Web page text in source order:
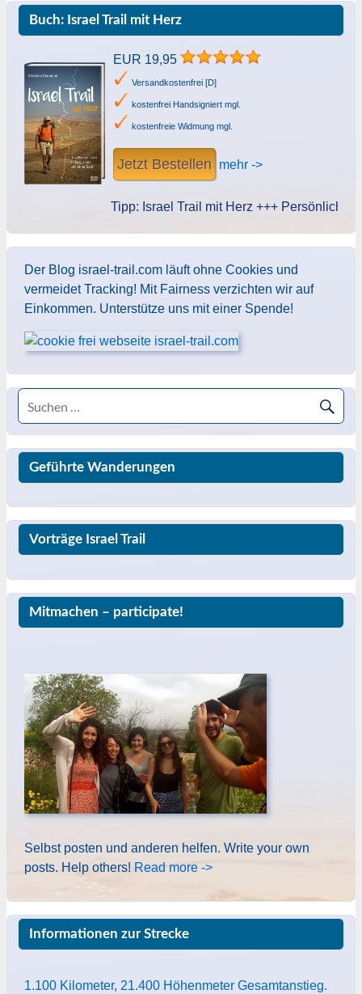
Buch: Israel Trail mit Herz
EUR 19,95
Versandkostenfrei [D]
kostenfrei Handsigniert mgl.
kostenfreie Widmung mgl.
Jetzt Bestellen mehr ->
Tipp: Israel Trail mit Herz +++ Persönliche
Der Blog israel-trail.com läuft ohne Cookies und
vermeidet Tracking! Mit Fairness verzichten wir auf
Einkommen. Unterstütze uns mit einer Spende!
Geführte Wanderungen
Vorträge Israel Trail
Mitmachen – participate!
Selbst posten und anderen helfen. Write your own
posts. Help others! Read more ->
Informationen zur Strecke
1.100 Kilometer, 21.400 Höhenmeter Gesamtanstieg.